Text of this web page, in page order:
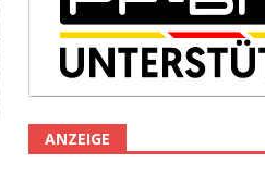
ANZEIGE